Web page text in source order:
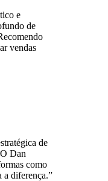
e
de
vendas
de
Dan
como
a diferença.”